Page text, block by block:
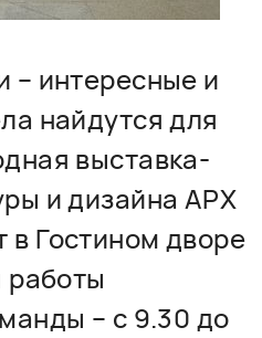
интересные и
найдутся для
выставка-
и дизайна АРХ
Гостином дворе
– с 9.30 до